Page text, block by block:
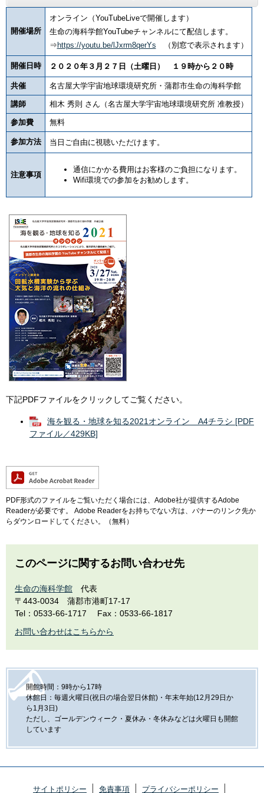
開催場所
オンライン（YouTubeLiveで開催します）
生命の海科学館YouTubeチャンネルにて配信します。
⇒ https://youtu.be/lJxrm8qerYs （別窓で表示されます）
開催日時 ２０２０年３月２７日（土曜日） １９時から２０時
共催 名古屋大学宇宙地球環境研究所・蒲郡市生命の海科学館
講師 相木 秀則 さん（名古屋大学宇宙地球環境研究所 准教授）
参加費 無料
参加方法 当日ご自由に視聴いただけます。
注意事項
通信にかかる費用はお客様のご負担になります。
Wifi環境での参加をお勧めします。
下記PDFファイルをクリックしてご覧ください。
海を観る・地球を知る2021オンライン A4チラシ [PDF
ファイル／429KB]
PDF形式のファイルをご覧いただく場合には、Adobe社が提供するAdobe
Readerが必要です。
Adobe Readerをお持ちでない方は、バナーのリンク先か
らダウンロードしてください。（無料）
このページに関するお問い合わせ先
生命の海科学館
代表
〒443-0034
蒲郡市港町17-17
Tel：0533-66-1717
Fax：0533-66-1817
お問い合わせはこちらから
開館時間：9時から17時
休館日：毎週火曜日(祝日の場合翌日休館)・年末年始(12月29日か
ら1月3日)
ただし、ゴールデンウィーク・夏休み・冬休みなどは火曜日も開館
しています
サイトポリシー 免責事項 プライバシーポリシー